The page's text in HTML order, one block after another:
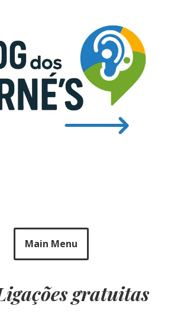
Main Menu
gratuitas